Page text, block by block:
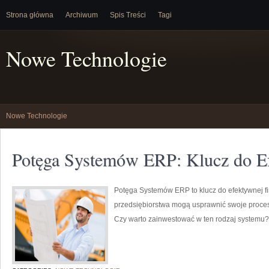
Strona główna Archiwum Spis Treści Tagi
Nowe Technologie
Nowe Technologie
Potęga Systemów ERP: Klucz do
Potęga Systemów ERP to klucz do efektywnej
przedsiębiorstwa mogą usprawnić swoje
Czy warto zainwestować w ten rodzaj